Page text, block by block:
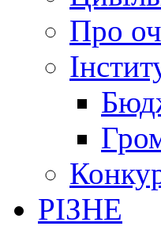
Про
РІЗНЕ